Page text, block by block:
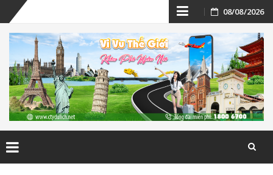
Skip
to
content
08/08/2026